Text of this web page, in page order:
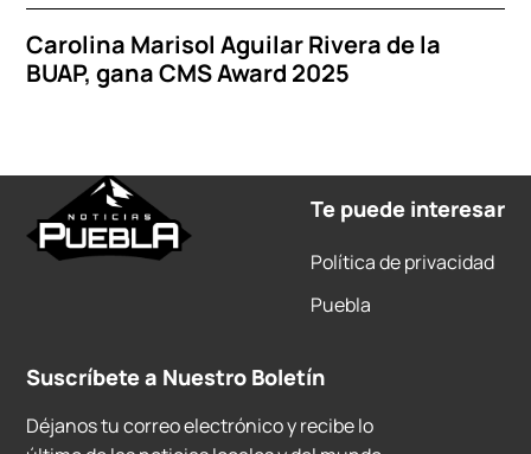
Carolina Marisol Aguilar Rivera de la
BUAP, gana CMS Award 2025
Te puede interesar
Política de privacidad
Puebla
Suscríbete a Nuestro Boletín
Déjanos tu correo electrónico y recibe lo